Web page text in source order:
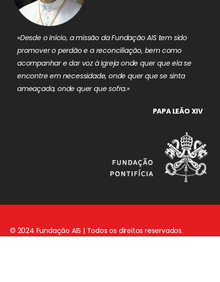
«Desde o início, a missão da Fundação AIS tem sido
promover o perdão e a reconciliação, bem como
acompanhar e dar voz à Igreja onde quer que ela se
encontre em necessidade, onde quer que se sinta
ameaçada, onde quer que sofra.»
PAPA LEÃO XIV
© 2024 Fundação AIS | Todos os direitos reservados.